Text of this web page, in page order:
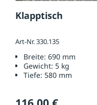
Klapptisch
Art-Nr. 330.135
Breite: 690 mm
Gewicht: 5 kg
Tiefe: 580 mm